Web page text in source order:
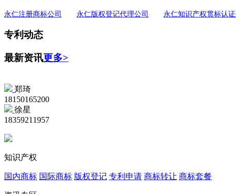
永仁注册商标公司 永仁版权登记代理公司 永仁知识产权贯标认证
专利动态
最新资讯更多>
郑琦
18150165200
徐星
18359211957
知识产权
国内商标 国际商标 版权登记 专利申请 商标转让 商标套餐